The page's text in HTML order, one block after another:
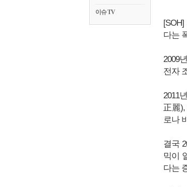
이슈 TV
다는
2009
전자
2011
正麗),
로나
결국
믹이
다는